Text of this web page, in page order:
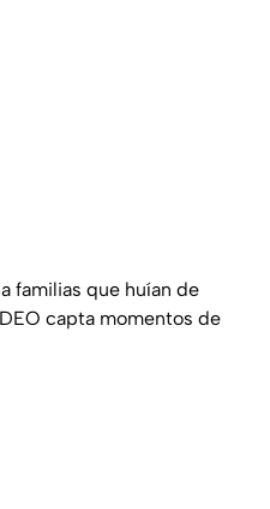
familias que huían de
capta momentos de